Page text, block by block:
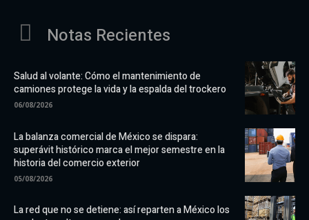
Notas Recientes
Salud al volante: Cómo el mantenimiento de
camiones protege la vida y la espalda del trockero
06/08/2026
La balanza comercial de México se dispara:
superávit histórico marca el mejor semestre en la
historia del comercio exterior
05/08/2026
La red que no se detiene: así reparten a México los